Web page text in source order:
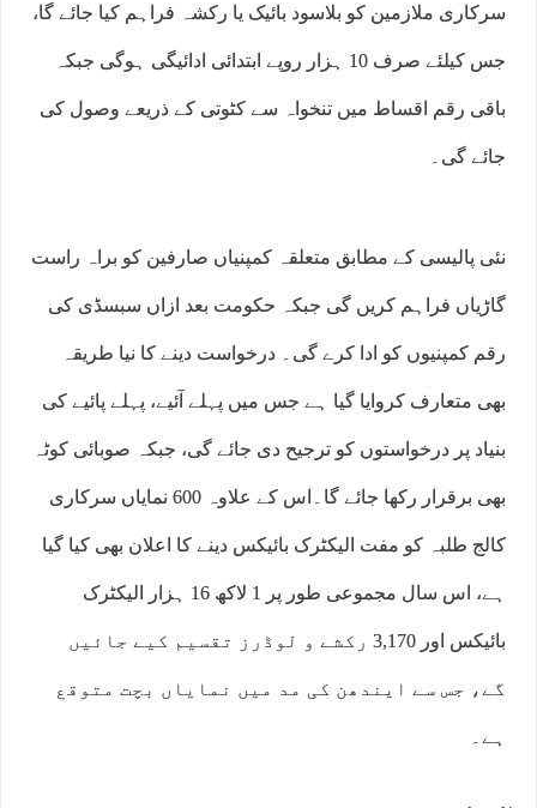
سرکاری ملازمین کو بلاسود بائیک یا رکشہ فراہم کیا جائے گا،
جس کیلئے صرف 10 ہزار روپے ابتدائی ادائیگی ہوگی جبکہ
باقی رقم اقساط میں تنخواہ سے کٹوتی کے ذریعے وصول کی
جائے گی۔
نئی پالیسی کے مطابق متعلقہ کمپنیاں صارفین کو براہ راست
گاڑیاں فراہم کریں گی جبکہ حکومت بعد ازاں سبسڈی کی
رقم کمپنیوں کو ادا کرے گی۔ درخواست دینے کا نیا طریقہ
بھی متعارف کروایا گیا ہے جس میں پہلے آئیے، پہلے پائیے کی
بنیاد پر درخواستوں کو ترجیح دی جائے گی، جبکہ صوبائی کوٹہ
بھی برقرار رکھا جائے گا۔اس کے علاوہ 600 نمایاں سرکاری
کالج طلبہ کو مفت الیکٹرک بائیکس دینے کا اعلان بھی کیا گیا
ہے، اس سال مجموعی طور پر 1 لاکھ 16 ہزار الیکٹرک
بائیکس اور 3,170 رکشے و لوڈرز تقسیم کیے جائیں
گے، جس سے ایندھن کی مد میں نمایاں بچت متوقع
ہے۔